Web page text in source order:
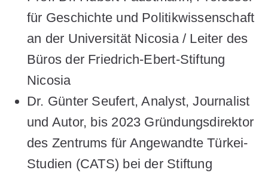
für Geschichte und Politikwissenschaft
an der Universität Nicosia / Leiter des
Büros der Friedrich-Ebert-Stiftung
Nicosia
Dr. Günter Seufert, Analyst, Journalist
und Autor, bis 2023 Gründungsdirektor
des Zentrums für Angewandte Türkei-
Studien (CATS) bei der Stiftung